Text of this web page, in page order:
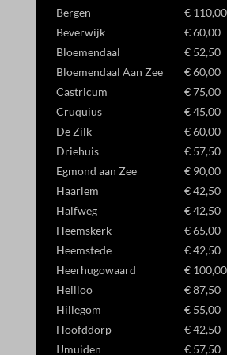
Bergen
€ 110,00
Beverwijk
€ 60,00
Bloemendaal
€ 52,50
Bloemendaal Aan Zee
€ 60,00
Castricum
€ 75,00
Cruquius
€ 45,00
De Zilk
€ 60,00
Driehuis
€ 57,50
Egmond aan Zee
€ 90,00
Haarlem
€ 42,50
Halfweg
€ 42,50
Heemskerk
€ 65,00
Heemstede
€ 42,50
Heerhugowaard
€ 100,00
Heilloo
€ 87,50
Hillegom
€ 55,00
Hoofddorp
€ 42,50
IJmuiden
€ 57,50
_gcl_ag
_gcl_gb
amzn_consent